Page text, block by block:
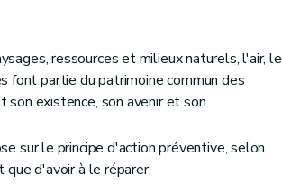
ressources et milieux naturels, l'air, le
font partie du patrimoine commun des
existence, son avenir et son
sur le principe d'action préventive, selon
d'avoir à le réparer.